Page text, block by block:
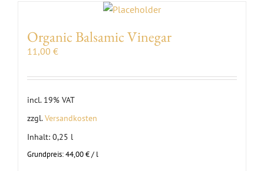
Organic Balsamic Vinegar
11,00 €
incl. 19% VAT
zzgl.Versandkosten
Inhalt: 0,25 l
Grundpreis:44,00€/ l